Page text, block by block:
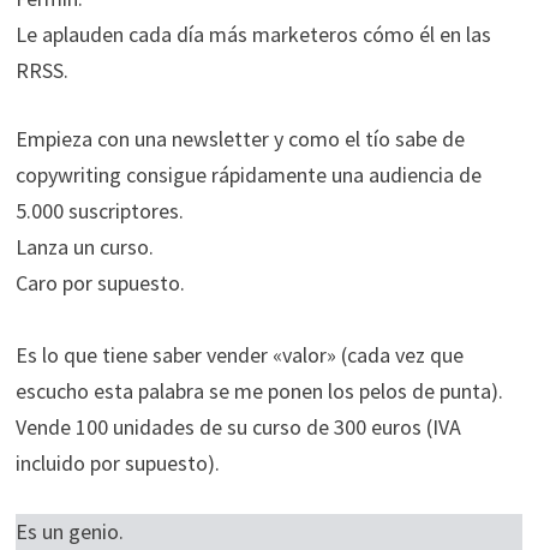
Le aplauden cada día más marketeros cómo él en las
RRSS.
Empieza con una newsletter y como el tío sabe de
copywriting consigue rápidamente una audiencia de
5.000 suscriptores.
Lanza un curso.
Caro por supuesto.
Es lo que tiene saber vender «valor» (cada vez que
escucho esta palabra se me ponen los pelos de punta).
Vende 100 unidades de su curso de 300 euros (IVA
incluido por supuesto).
Es un genio.